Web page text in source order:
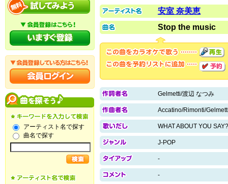
アーティスト名で探す
曲名で探す
安室 奈美恵
Stop the music
Gelmetti/渡辺 なつみ
Accatino/Rimonti/
WHAT ABOUT YOU SAY?
J-POP
-
-